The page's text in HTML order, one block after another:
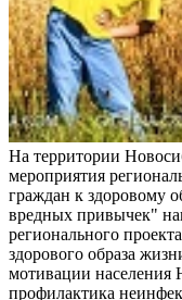
На территории
мероприятия
граждан к здоровому
вредных привычек"
регионального
здорового образа
мотивации населения
профилактика